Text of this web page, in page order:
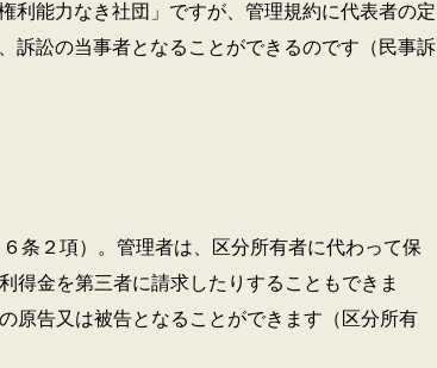
利能力なき社団」ですが、管理規約に代表者の定
訴訟の当事者となることができるのです（民事訴
２項）。管理者は、区分所有者に代わって保
得金を第三者に請求したりすることもできま
原告又は被告となることができます（区分所有